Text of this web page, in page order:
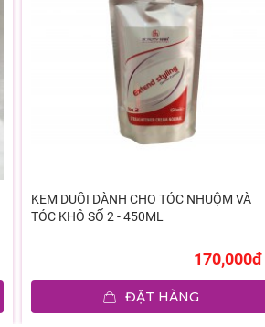
KEM DUỖI DÀNH CHO TÓC NHUỘM VÀ
TÓC KHÔ SỐ 2 - 450ML
170,000đ
ĐẶT HÀNG